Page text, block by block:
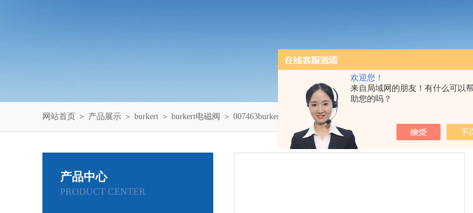
欢迎您！
来自局域网的朋友！有什么可以
助您的吗？
网站首页 ＞ 产品展示 ＞ burkert ＞ burkert电磁阀 ＞ 007463burkert位置反馈1062现货宝帝1062-00007463限位开关现货
产品中心
PRODUCT CENTER